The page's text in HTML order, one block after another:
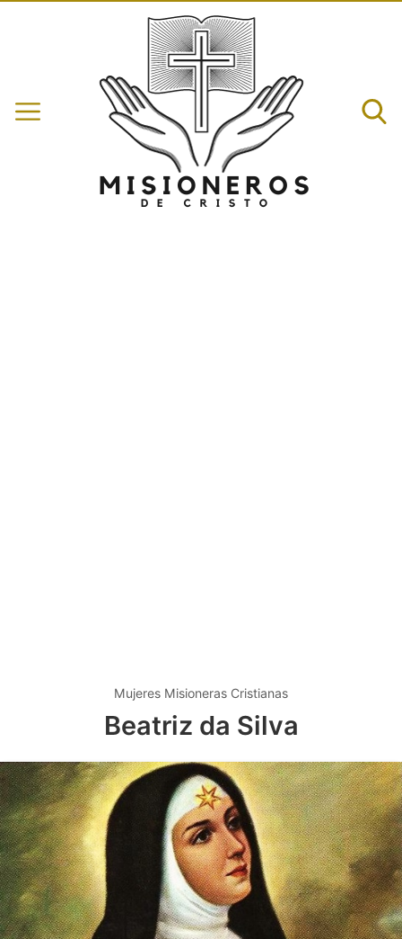
Mujeres Misioneras Cristianas
Beatriz da Silva